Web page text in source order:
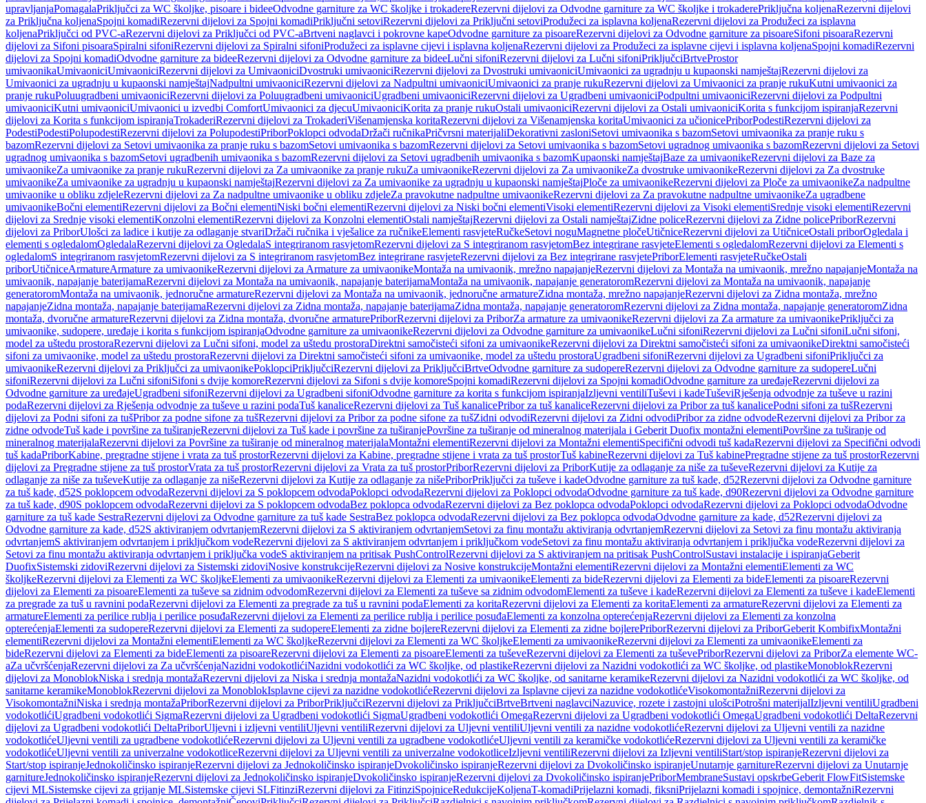
upravljanjaPomagalaPriključci za WC školjke, pisoare i bideeOdvodne garniture za WC školjke i trokadereRezervni dijelovi za Odvodne garniture za WC školjke i trokaderePriključna koljenaRezervni dijelovi
za Priključna koljenaSpojni komadiRezervni dijelovi za Spojni komadiPriključni setoviRezervni dijelovi za Priključni setoviProdužeci za isplavna koljenaRezervni dijelovi za Produžeci za isplavna
koljenaPriključci od PVC-aRezervni dijelovi za Priključci od PVC-aBrtveni naglavci i pokrovne kapeOdvodne garniture za pisoareRezervni dijelovi za Odvodne garniture za pisoareSifoni pisoaraRezervni
dijelovi za Sifoni pisoaraSpiralni sifoniRezervni dijelovi za Spiralni sifoniProdužeci za isplavne cijevi i isplavna koljenaRezervni dijelovi za Produžeci za isplavne cijevi i isplavna koljenaSpojni komadiRezervni
dijelovi za Spojni komadiOdvodne garniture za bideeRezervni dijelovi za Odvodne garniture za bideeLučni sifoniRezervni dijelovi za Lučni sifoniPriključciBrtveProstor
umivaonikaUmivaoniciUmivaoniciRezervni dijelovi za UmivaoniciDvostruki umivaoniciRezervni dijelovi za Dvostruki umivaoniciUmivaonici za ugradnju u kupaonski namještajRezervni dijelovi za
Umivaonici za ugradnju u kupaonski namještajNadpultni umivaoniciRezervni dijelovi za Nadpultni umivaoniciUmivaonici za pranje rukuRezervni dijelovi za Umivaonici za pranje rukuKutni umivaonici za
pranje rukuPoluugradbeni umivaoniciRezervni dijelovi za Poluugradbeni umivaoniciUgradbeni umivaoniciRezervni dijelovi za Ugradbeni umivaoniciPodpultni umivaoniciRezervni dijelovi za Podpultni
umivaoniciKutni umivaoniciUmivaonici u izvedbi ComfortUmivaonici za djecuUmivaoniciKorita za pranje rukuOstali umivaoniciRezervni dijelovi za Ostali umivaoniciKorita s funkcijom ispiranjaRezervni
dijelovi za Korita s funkcijom ispiranjaTrokaderiRezervni dijelovi za TrokaderiVišenamjenska koritaRezervni dijelovi za Višenamjenska koritaUmivaonici za učionicePriborPodestiRezervni dijelovi za
PodestiPodestiPolupodestiRezervni dijelovi za PolupodestiPriborPoklopci odvodaDržači ručnikaPričvrsni materijaliDekorativni zasloniSetovi umivaonika s bazomSetovi umivaonika za pranje ruku s
bazomRezervni dijelovi za Setovi umivaonika za pranje ruku s bazomSetovi umivaonika s bazomRezervni dijelovi za Setovi umivaonika s bazomSetovi ugradnog umivaonika s bazomRezervni dijelovi za Setovi
ugradnog umivaonika s bazomSetovi ugradbenih umivaonika s bazomRezervni dijelovi za Setovi ugradbenih umivaonika s bazomKupaonski namještajBaze za umivaonikeRezervni dijelovi za Baze za
umivaonikeZa umivaonike za pranje rukuRezervni dijelovi za Za umivaonike za pranje rukuZa umivaonikeRezervni dijelovi za Za umivaonikeZa dvostruke umivaonikeRezervni dijelovi za Za dvostruke
umivaonikeZa umivaonike za ugradnju u kupaonski namještajRezervni dijelovi za Za umivaonike za ugradnju u kupaonski namještajPloče za umivaonikeRezervni dijelovi za Ploče za umivaonikeZa nadpultne
umivaonike u obliku zdjeleRezervni dijelovi za Za nadpultne umivaonike u obliku zdjeleZa pravokutne nadpultne umivaonikeRezervni dijelovi za Za pravokutne nadpultne umivaonikeZa ugradbene
umivaonikeBočni elementiRezervni dijelovi za Bočni elementiNiski bočni elementiRezervni dijelovi za Niski bočni elementiVisoki elementiRezervni dijelovi za Visoki elementiSrednje visoki elementiRezervni
dijelovi za Srednje visoki elementiKonzolni elementiRezervni dijelovi za Konzolni elementiOstali namještajRezervni dijelovi za Ostali namještajZidne policeRezervni dijelovi za Zidne policePriborRezervni
dijelovi za PriborUlošci za ladice i kutije za odlaganje stvariDržači ručnika i vješalice za ručnikeElementi rasvjeteRučkeSetovi noguMagnetne pločeUtičniceRezervni dijelovi za UtičniceOstali priborOgledala i
elementi s ogledalomOgledalaRezervni dijelovi za OgledalaS integriranom rasvjetomRezervni dijelovi za S integriranom rasvjetomBez integrirane rasvjeteElementi s ogledalomRezervni dijelovi za Elementi s
ogledalomS integriranom rasvjetomRezervni dijelovi za S integriranom rasvjetomBez integrirane rasvjeteRezervni dijelovi za Bez integrirane rasvjetePriborElementi rasvjeteRučkeOstali
priborUtičniceArmatureArmature za umivaonikeRezervni dijelovi za Armature za umivaonikeMontaža na umivaonik, mrežno napajanjeRezervni dijelovi za Montaža na umivaonik, mrežno napajanjeMontaža na
umivaonik, napajanje baterijamaRezervni dijelovi za Montaža na umivaonik, napajanje baterijamaMontaža na umivaonik, napajanje generatoromRezervni dijelovi za Montaža na umivaonik, napajanje
generatoromMontaža na umivaonik, jednoručne armatureRezervni dijelovi za Montaža na umivaonik, jednoručne armatureZidna montaža, mrežno napajanjeRezervni dijelovi za Zidna montaža, mrežno
napajanjeZidna montaža, napajanje baterijamaRezervni dijelovi za Zidna montaža, napajanje baterijamaZidna montaža, napajanje generatoromRezervni dijelovi za Zidna montaža, napajanje generatoromZidna
montaža, dvoručne armatureRezervni dijelovi za Zidna montaža, dvoručne armaturePriborRezervni dijelovi za PriborZa armature za umivaonikeRezervni dijelovi za Za armature za umivaonikePriključci za
umivaonike, sudopere, uređaje i korita s funkcijom ispiranjaOdvodne garniture za umivaonikeRezervni dijelovi za Odvodne garniture za umivaonikeLučni sifoniRezervni dijelovi za Lučni sifoniLučni sifoni,
model za uštedu prostoraRezervni dijelovi za Lučni sifoni, model za uštedu prostoraDirektni samočisteći sifoni za umivaonikeRezervni dijelovi za Direktni samočisteći sifoni za umivaonikeDirektni samočisteći
sifoni za umivaonike, model za uštedu prostoraRezervni dijelovi za Direktni samočisteći sifoni za umivaonike, model za uštedu prostoraUgradbeni sifoniRezervni dijelovi za Ugradbeni sifoniPriključci za
umivaonikeRezervni dijelovi za Priključci za umivaonikePoklopciPriključciRezervni dijelovi za PriključciBrtveOdvodne garniture za sudopereRezervni dijelovi za Odvodne garniture za sudopereLučni
sifoniRezervni dijelovi za Lučni sifoniSifoni s dvije komoreRezervni dijelovi za Sifoni s dvije komoreSpojni komadiRezervni dijelovi za Spojni komadiOdvodne garniture za uređajeRezervni dijelovi za
Odvodne garniture za uređajeUgradbeni sifoniRezervni dijelovi za Ugradbeni sifoniOdvodne garniture za korita s funkcijom ispiranjaIzljevni ventiliTuševi i kadeTuševiRješenja odvodnje za tuševe u razini
podaRezervni dijelovi za Rješenja odvodnje za tuševe u razini podaTuš kanaliceRezervni dijelovi za Tuš kanalicePribor za tuš kanaliceRezervni dijelovi za Pribor za tuš kanalicePodni sifoni za tušRezervni
dijelovi za Podni sifoni za tušPribor za podne sifone za tušRezervni dijelovi za Pribor za podne sifone za tušZidni odvodiRezervni dijelovi za Zidni odvodiPribor za zidne odvodeRezervni dijelovi za Pribor za
zidne odvodeTuš kade i površine za tuširanjeRezervni dijelovi za Tuš kade i površine za tuširanjePovršine za tuširanje od mineralnog materijala i Geberit Duofix montažni elementiPovršine za tuširanje od
mineralnog materijalaRezervni dijelovi za Površine za tuširanje od mineralnog materijalaMontažni elementiRezervni dijelovi za Montažni elementiSpecifični odvodi tuš kadaRezervni dijelovi za Specifični odvodi
tuš kadaPriborKabine, pregradne stijene i vrata za tuš prostorRezervni dijelovi za Kabine, pregradne stijene i vrata za tuš prostorTuš kabineRezervni dijelovi za Tuš kabinePregradne stijene za tuš prostorRezervni
dijelovi za Pregradne stijene za tuš prostorVrata za tuš prostorRezervni dijelovi za Vrata za tuš prostorPriborRezervni dijelovi za PriborKutije za odlaganje za niše za tuševeRezervni dijelovi za Kutije za
odlaganje za niše za tuševeKutije za odlaganje za nišeRezervni dijelovi za Kutije za odlaganje za nišePriborPriključci za tuševe i kadeOdvodne garniture za tuš kade, d52Rezervni dijelovi za Odvodne garniture
za tuš kade, d52S poklopcem odvodaRezervni dijelovi za S poklopcem odvodaPoklopci odvodaRezervni dijelovi za Poklopci odvodaOdvodne garniture za tuš kade, d90Rezervni dijelovi za Odvodne garniture
za tuš kade, d90S poklopcem odvodaRezervni dijelovi za S poklopcem odvodaBez poklopca odvodaRezervni dijelovi za Bez poklopca odvodaPoklopci odvodaRezervni dijelovi za Poklopci odvodaOdvodne
garniture za tuš kade SestraRezervni dijelovi za Odvodne garniture za tuš kade SestraBez poklopca odvodaRezervni dijelovi za Bez poklopca odvodaOdvodne garniture za kade, d52Rezervni dijelovi za
Odvodne garniture za kade, d52S aktiviranjem odvrtanjemRezervni dijelovi za S aktiviranjem odvrtanjemSetovi za finu montažu aktiviranja odvrtanjemRezervni dijelovi za Setovi za finu montažu aktiviranja
odvrtanjemS aktiviranjem odvrtanjem i priključkom vodeRezervni dijelovi za S aktiviranjem odvrtanjem i priključkom vodeSetovi za finu montažu aktiviranja odvrtanjem i priključka vodeRezervni dijelovi za
Setovi za finu montažu aktiviranja odvrtanjem i priključka vodeS aktiviranjem na pritisak PushControlRezervni dijelovi za S aktiviranjem na pritisak PushControlSustavi instalacije i ispiranjaGeberit
DuofixSistemski zidoviRezervni dijelovi za Sistemski zidoviNosive konstrukcijeRezervni dijelovi za Nosive konstrukcijeMontažni elementiRezervni dijelovi za Montažni elementiElementi za WC
školjkeRezervni dijelovi za Elementi za WC školjkeElementi za umivaonikeRezervni dijelovi za Elementi za umivaonikeElementi za bideRezervni dijelovi za Elementi za bideElementi za pisoareRezervni
dijelovi za Elementi za pisoareElementi za tuševe sa zidnim odvodomRezervni dijelovi za Elementi za tuševe sa zidnim odvodomElementi za tuševe i kadeRezervni dijelovi za Elementi za tuševe i kadeElementi
za pregrade za tuš u ravnini podaRezervni dijelovi za Elementi za pregrade za tuš u ravnini podaElementi za koritaRezervni dijelovi za Elementi za koritaElementi za armatureRezervni dijelovi za Elementi za
armatureElementi za perilice rublja i perilice posuđaRezervni dijelovi za Elementi za perilice rublja i perilice posuđaElementi za konzolna opterećenjaRezervni dijelovi za Elementi za konzolna
opterećenjaElementi za sudopereRezervni dijelovi za Elementi za sudopereElementi za zidne bojlereRezervni dijelovi za Elementi za zidne bojlerePriborRezervni dijelovi za PriborGeberit KombifixMontažni
elementiRezervni dijelovi za Montažni elementiElementi za WC školjkeRezervni dijelovi za Elementi za WC školjkeElementi za umivaonikeRezervni dijelovi za Elementi za umivaonikeElementi za
bideRezervni dijelovi za Elementi za bideElementi za pisoareRezervni dijelovi za Elementi za pisoareElementi za tuševeRezervni dijelovi za Elementi za tuševePriborRezervni dijelovi za PriborZa elemente WC-
aZa učvršćenjaRezervni dijelovi za Za učvršćenjaNazidni vodokotlićiNazidni vodokotlići za WC školjke, od plastikeRezervni dijelovi za Nazidni vodokotlići za WC školjke, od plastikeMonoblokRezervni
dijelovi za MonoblokNiska i srednja montažaRezervni dijelovi za Niska i srednja montažaNazidni vodokotlići za WC školjke, od sanitarne keramikeRezervni dijelovi za Nazidni vodokotlići za WC školjke, od
sanitarne keramikeMonoblokRezervni dijelovi za MonoblokIsplavne cijevi za nazidne vodokotlićeRezervni dijelovi za Isplavne cijevi za nazidne vodokotlićeVisokomontažniRezervni dijelovi za
VisokomontažniNiska i srednja montažaPriborRezervni dijelovi za PriborPriključciRezervni dijelovi za PriključciBrtveBrtveni naglavciNazuvice, rozete i zastojni ulošciPotrošni materijalIzljevni ventiliUgradbeni
vodokotlićiUgradbeni vodokotlići SigmaRezervni dijelovi za Ugradbeni vodokotlići SigmaUgradbeni vodokotlići OmegaRezervni dijelovi za Ugradbeni vodokotlići OmegaUgradbeni vodokotlići DeltaRezervni
dijelovi za Ugradbeni vodokotlići DeltaPriborUljevni i izljevni ventiliUljevni ventiliRezervni dijelovi za Uljevni ventiliUljevni ventili za nazidne vodokotlićeRezervni dijelovi za Uljevni ventili za nazidne
vodokotlićeUljevni ventili za ugradbene vodokotlićeRezervni dijelovi za Uljevni ventili za ugradbene vodokotlićeUljevni ventili za keramičke vodokotlićeRezervni dijelovi za Uljevni ventili za keramičke
vodokotlićeUljevni ventili za univerzalne vodokotliceRezervni dijelovi za Uljevni ventili za univerzalne vodokotliceIzljevni ventiliRezervni dijelovi za Izljevni ventiliStart/stop ispiranjeRezervni dijelovi za
Start/stop ispiranjeJednokoličinsko ispiranjeRezervni dijelovi za Jednokoličinsko ispiranjeDvokoličinsko ispiranjeRezervni dijelovi za Dvokoličinsko ispiranjeUnutarnje garnitureRezervni dijelovi za Unutarnje
garnitureJednokoličinsko ispiranjeRezervni dijelovi za Jednokoličinsko ispiranjeDvokoličinsko ispiranjeRezervni dijelovi za Dvokoličinsko ispiranjePriborMembraneSustavi opskrbeGeberit FlowFitSistemske
cijevi MLSistemske cijevi za grijanje MLSistemske cijevi SLFitinziRezervni dijelovi za FitinziSpojniceRedukcijeKoljenaT-komadiPrijelazni komadi, fiksniPrijelazni komadi i spojnice, demontažniRezervni